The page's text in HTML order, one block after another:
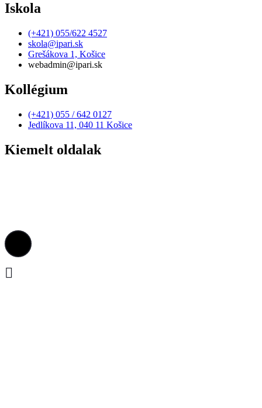
Iskola
(+421) 055/622 4527
skola@ipari.sk
Grešákova 1, Košice
webadmin@ipari.sk
Kollégium
(+421) 055 / 642 0127
Jedlíkova 11, 040 11 Košice
Kiemelt oldalak